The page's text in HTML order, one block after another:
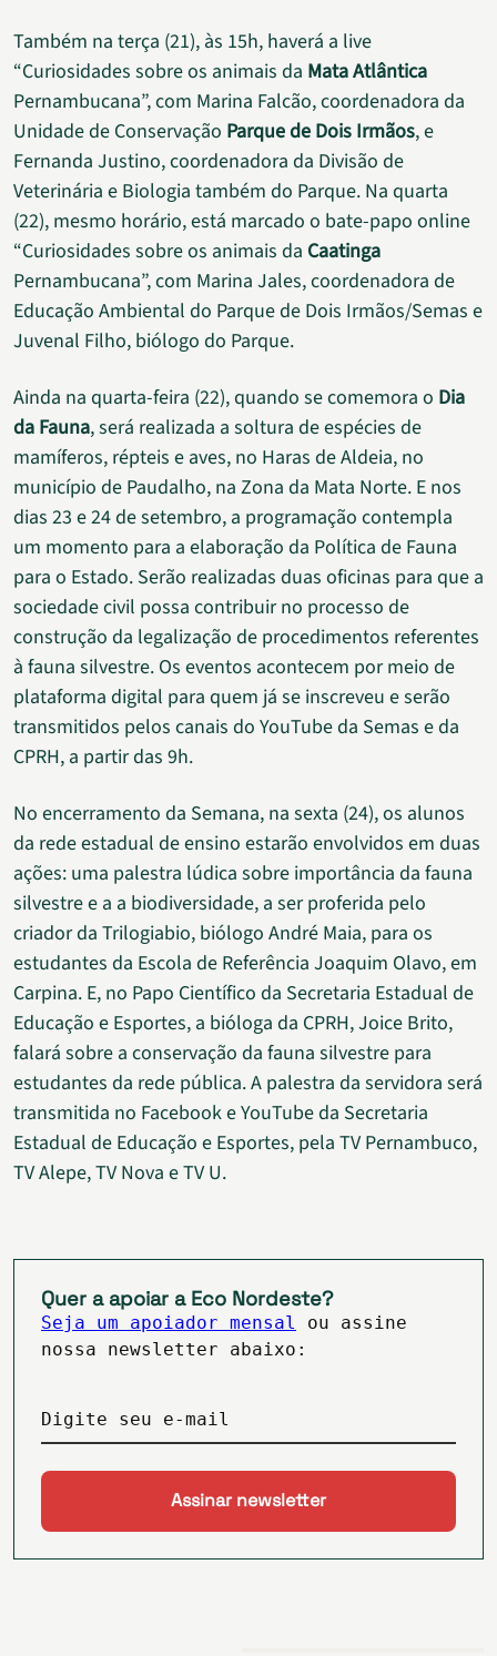
Também na terça (21), às 15h, haverá a live
“Curiosidades sobre os animais da Mata Atlântica
Pernambucana”, com Marina Falcão, coordenadora da
Unidade de Conservação Parque de Dois Irmãos, e
Fernanda Justino, coordenadora da Divisão de
Veterinária e Biologia também do Parque. Na quarta
(22), mesmo horário, está marcado o bate-papo online
“Curiosidades sobre os animais da Caatinga
Pernambucana”, com Marina Jales, coordenadora de
Educação Ambiental do Parque de Dois Irmãos/Semas e
Juvenal Filho, biólogo do Parque.
Ainda na quarta-feira (22), quando se comemora o Dia
da Fauna, será realizada a soltura de espécies de
mamíferos, répteis e aves, no Haras de Aldeia, no
município de Paudalho, na Zona da Mata Norte. E nos
dias 23 e 24 de setembro, a programação contempla
um momento para a elaboração da Política de Fauna
para o Estado. Serão realizadas duas oficinas para que a
sociedade civil possa contribuir no processo de
construção da legalização de procedimentos referentes
à fauna silvestre. Os eventos acontecem por meio de
plataforma digital para quem já se inscreveu e serão
transmitidos pelos canais do YouTube da Semas e da
CPRH, a partir das 9h.
No encerramento da Semana, na sexta (24), os alunos
da rede estadual de ensino estarão envolvidos em duas
ações: uma palestra lúdica sobre importância da fauna
silvestre e a a biodiversidade, a ser proferida pelo
criador da Trilogiabio, biólogo André Maia, para os
estudantes da Escola de Referência Joaquim Olavo, em
Carpina. E, no Papo Científico da Secretaria Estadual de
Educação e Esportes, a bióloga da CPRH, Joice Brito,
falará sobre a conservação da fauna silvestre para
estudantes da rede pública. A palestra da servidora será
transmitida no Facebook e YouTube da Secretaria
Estadual de Educação e Esportes, pela TV Pernambuco,
TV Alepe, TV Nova e TV U.
Quer a apoiar a Eco Nordeste?
Seja um apoiador mensal
ou assine
nossa newsletter abaixo:
Digite seu e-mail